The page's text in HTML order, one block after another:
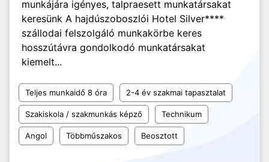
munkájára igényes, talpraesett munkatársakat
keresünk A hajdúszoboszlói Hotel Silver****
szállodai felszolgáló munkakörbe keres
hosszútávra gondolkodó munkatársakat
kiemelt...
Teljes munkaidő 8 óra 2-4 év szakmai tapasztalat
Szakiskola / szakmunkás képző Technikum
Angol Többműszakos Beosztott